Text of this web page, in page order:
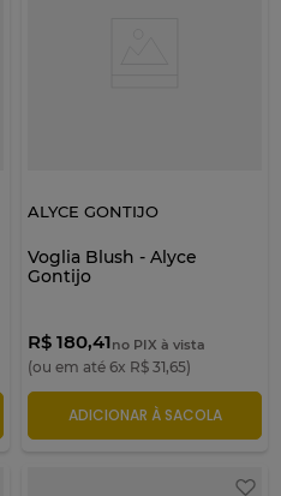
ALYCE GONTIJO
Voglia Blush - Alyce
Gontijo
R$ 180,41no PIX à vista
(ou em até 6x R$ 31,65)
ADICIONAR À SACOLA